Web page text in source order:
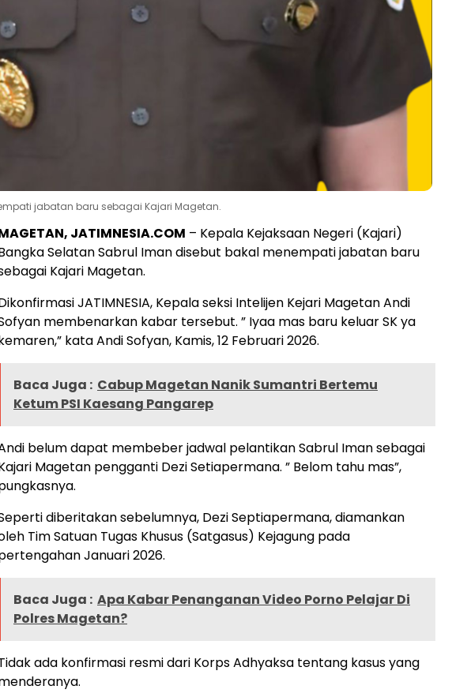
jabatan baru sebagai Kajari Magetan.
JATIMNESIA.COM – Kepala Kejaksaan Negeri (Kajari)
Selatan Sabrul Iman disebut bakal menempati jabatan baru
Kajari Magetan.
JATIMNESIA, Kepala seksi Intelijen Kejari Magetan Andi
membenarkan kabar tersebut. ” Iyaa mas baru keluar SK ya
kata Andi Sofyan, Kamis, 12 Februari 2026.
Baca Juga : Cabup Magetan Nanik Sumantri Bertemu
Ketum PSI Kaesang Pangarep
belum dapat membeber jadwal pelantikan Sabrul Iman sebagai
Magetan pengganti Dezi Setiapermana. ” Belom tahu mas”,
diberitakan sebelumnya, Dezi Septiapermana, diamankan
Tim Satuan Tugas Khusus (Satgasus) Kejagung pada
Januari 2026.
Baca Juga : Apa Kabar Penanganan Video Porno Pelajar Di
Polres Magetan?
ada konfirmasi resmi dari Korps Adhyaksa tentang kasus yang